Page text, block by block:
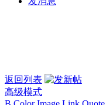
返回列表
高级模式